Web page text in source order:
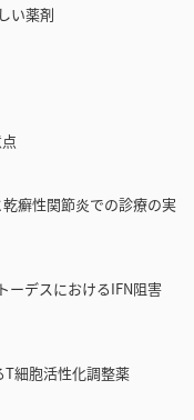
い薬剤
癬性関節炎での診療の実
デスにおけるIFN阻害
細胞活性化調整薬